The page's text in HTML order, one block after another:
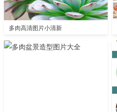
多肉高清图片小清新